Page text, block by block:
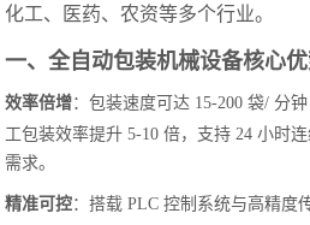
化工、医药、农资等多个行业。
一、全自动包装机械设备核心
效率倍增：包装速度可达 15-200 袋/ 分
工包装效率提升 5-10 倍，支持 24 小时
需求。
精准可控：搭载 PLC 控制系统与高精度